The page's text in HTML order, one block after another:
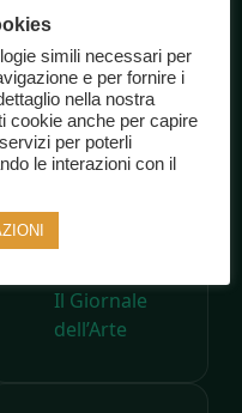
Spettacolo
A 200 anni
dalla nascita di
Carlo Collodi,
Pinocchio
compie
Il Giornale
dell’Arte
simili necessari per
e per fornire i
nella nostra
cookie anche per capire
per poterli
le interazioni con il